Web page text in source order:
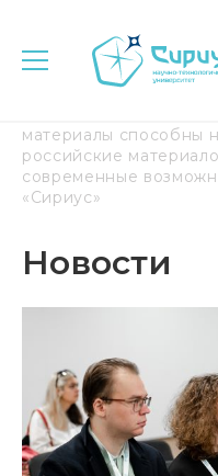
материалы способны
российские
современные
«Сириус»
Новости